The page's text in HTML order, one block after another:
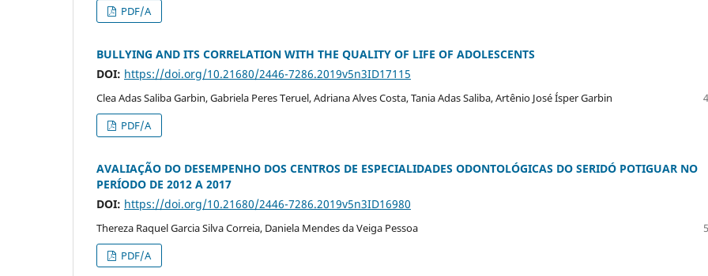
PDF/A
BULLYING AND ITS CORRELATION WITH THE QUALITY OF LIFE OF ADOLESCENTS
DOI: https://doi.org/10.21680/2446-7286.2019v5n3ID17115
Clea Adas Saliba Garbin, Gabriela Peres Teruel, Adriana Alves Costa, Tania Adas Saliba, Artênio José Ísper Garbin
PDF/A
AVALIAÇÃO DO DESEMPENHO DOS CENTROS DE ESPECIALIDADES ODONTOLÓGICAS DO SERIDÓ POTIGUAR NO
PERÍODO DE 2012 A 2017
DOI: https://doi.org/10.21680/2446-7286.2019v5n3ID16980
Thereza Raquel Garcia Silva Correia, Daniela Mendes da Veiga Pessoa
PDF/A